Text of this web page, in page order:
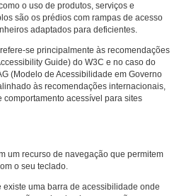
o uso de produtos, serviços e
são os prédios com rampas de acesso
adaptados para deficientes.
se principalmente às recomendações
Guide) do W3C e no caso do
(Modelo de Acessibilidade em Governo
às recomendações internacionais,
comportamento acessível para sites
um recurso de navegação que permitem
o seu teclado.
existe uma barra de acessibilidade onde